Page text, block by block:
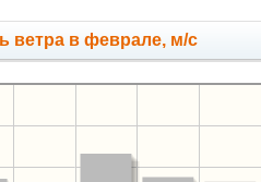
ветра в феврале, м/с